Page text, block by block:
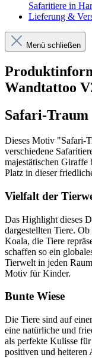
Safaritiere in
Lieferung &
Menü schließen
Wandtattoo
Safari-Traum
Dieses Motiv "Safari-
verschiedene
majestätischen Giraffe
Platz in dieser
Vielfalt der
Das Highlight dieses
dargestellten Tiere.
Koala, die Tiere
schaffen so ein
Tierwelt in jeden
Motiv für Kinder.
Bunte Wiese
Die Tiere sind auf
eine natürliche und
als perfekte Kulisse
positiven und heiteren